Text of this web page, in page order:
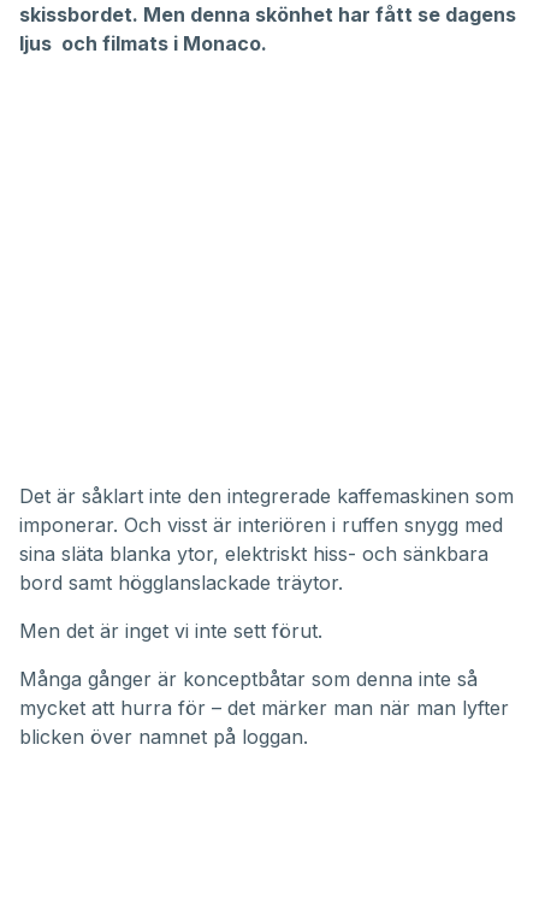
skissbordet. Men denna skönhet har fått se dagens
ljus och filmats i Monaco.
Det är såklart inte den integrerade kaffemaskinen som
imponerar. Och visst är interiören i ruffen snygg med
sina släta blanka ytor, elektriskt hiss- och sänkbara
bord samt högglanslackade träytor.
Men det är inget vi inte sett förut.
Många gånger är konceptbåtar som denna inte så
mycket att hurra för – det märker man när man lyfter
blicken över namnet på loggan.